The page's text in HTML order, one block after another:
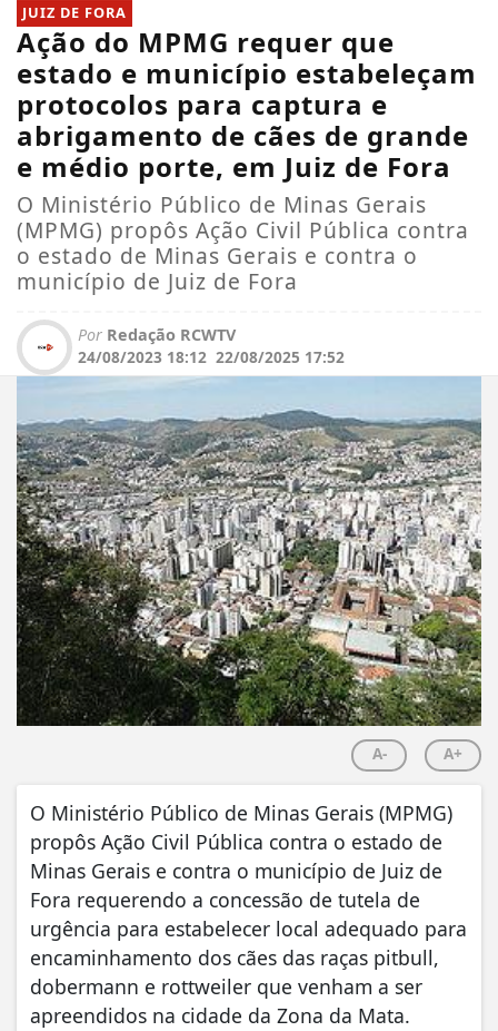
JUIZ DE FORA
Ação do MPMG requer que
estado e município estabeleçam
protocolos para captura e
abrigamento de cães de grande
e médio porte, em Juiz de Fora
O Ministério Público de Minas Gerais
(MPMG) propôs Ação Civil Pública contra
o estado de Minas Gerais e contra o
município de Juiz de Fora
Por Redação RCWTV
24/08/2023 18:12 22/08/2025 17:52
A- A+
O Ministério Público de Minas Gerais (MPMG)
propôs Ação Civil Pública contra o estado de
Minas Gerais e contra o município de Juiz de
Fora requerendo a concessão de tutela de
urgência para estabelecer local adequado para
encaminhamento dos cães das raças pitbull,
dobermann e rottweiler que venham a ser
apreendidos na cidade da Zona da Mata.